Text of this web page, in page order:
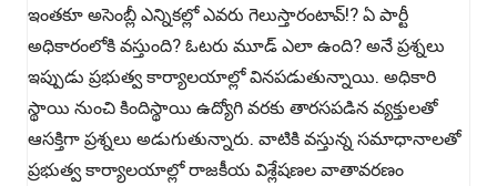
ఇంతకూ అసెంబ్లీ ఎన్నికల్లో ఎవరు గెలుస్తారంటావ్‌!? ఏ పార్టీ
అధికారంలోకి వస్తుంది? ఓటరు మూడ్ ఎలా ఉంది? అనే ప్రశ్నలు
ఇప్పుడు ప్రభుత్వ కార్యాలయాల్లో వినపడుతున్నాయి. అధికారి
స్థాయి నుంచి కిందిస్థాయి ఉద్యోగి వరకు తారసపడిన వ్యక్తులతో
ఆసక్తిగా ప్రశ్నలు అడుగుతున్నారు. వాటికి వస్తున్న సమాధానాలతో
ప్రభుత్వ కార్యాలయాల్లో రాజకీయ విశ్లేషణల వాతావరణం